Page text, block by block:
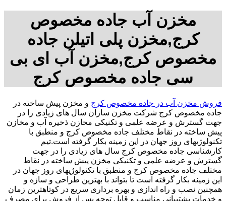
مخزن آب جاده مخصوص
کرج,مخزن پلی اتیلن جاده
مخصوص کرج,مخزن آب ای بی
سی جاده مخصوص کرج
فروش مخزن آب در جاده مخصوص کرج و مخزن پیش ساخته در
جاده مخصوص کرج شرکت مخزن سازان سال های زیادی را در
جهت گسترش و عرضه علمی و تکنیکی مخازن ذخیره آب و مخازن
پیش ساخته در نقاط مختلف جاده مخصوص کرج و منطبق با
تکنولوژیهای روز جهان در این زمینه بکار گرفته است.تیم
کارشناسی جاده مخصوص کرج سال های زیادی را در جهت
گسترش و عرضه علمی و تکنیکی مخزن پیش ساخته در نقاط
مختلف جاده مخصوص کرج و منطبق با تکنولوژیهای روز جهان در
این زمینه بکار گرفته است تا بتواند با بهترین طراحی و سازه و
همچنین نصب و راه اندازی و بهره برداری سریع در کوتاهترین زمان
و خدمات پشتیبانی مناسب و قابل توجه پس از فروش برای مصرف